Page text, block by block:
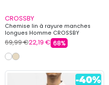
CROSSBY
Chemise lin à rayure manches
longues Homme CROSSBY
69,99 €22,19 € 68%